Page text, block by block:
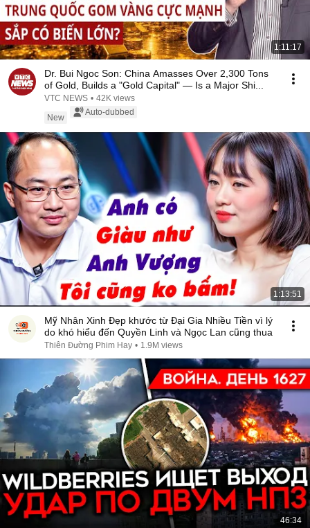
1:11:17
Dr. Bui Ngoc Son: China Amasses Over 2,300 Tons
of Gold, Builds a "Gold Capital" — Is a Major Shi...
VTC NEWS • 42K views
New
Auto-dubbed
1:13:51
Mỹ Nhân Xinh Đẹp khước từ Đại Gia Nhiều Tiền vì lý
do khó hiểu đến Quyền Linh và Ngọc Lan cũng thua
Thiên Đường Phim Hay • 1.9M views
46:34